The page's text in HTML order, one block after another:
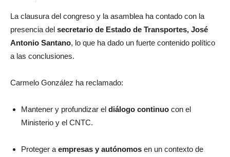
La clausura del congreso y la asamblea ha contado con la
presencia del secretario de Estado de Transportes, José
Antonio Santano, lo que ha dado un fuerte contenido político
a las conclusiones.
Carmelo González ha reclamado:
Mantener y profundizar el diálogo continuo con el
Ministerio y el CNTC.
Proteger a empresas y autónomos en un contexto de